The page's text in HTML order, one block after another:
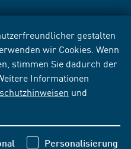
gestalten
wir Cookies. Wenn
stimmen Sie dadurch der
Informationen
und
Personalisierung